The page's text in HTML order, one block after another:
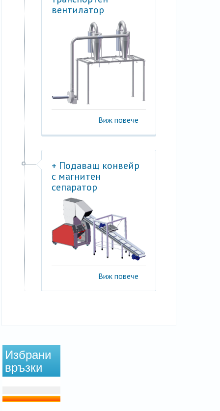
вентилатор
Виж повече
+ Подаващ конвейр
с магнитен
сепаратор
Виж повече
Избрани
връзки